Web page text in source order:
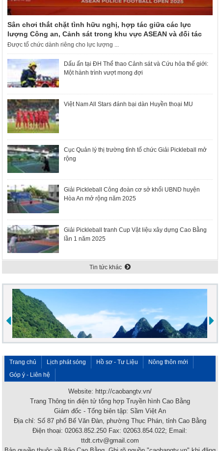
Sân chơi thắt chặt tình hữu nghị, hợp tác giữa các lực
lượng Công an, Cảnh sát trong khu vực ASEAN và đối tác
Được tổ chức dành riêng cho lực lượng ...
Dấu ấn tại ĐH Thể thao Cảnh sát và Cứu hỏa thế giới:
Một hành trình vượt mong đợi
Việt Nam All Stars đánh bại dàn Huyền thoại MU
Cục Quản lý thị trường tỉnh tổ chức Giải Pickleball mở
rộng
Giải Pickleball Công đoàn cơ sở khối UBND huyện
Hòa An mở rộng năm 2025
Giải Pickleball tranh Cup Vật liệu xây dựng Cao Bằng
lần 1 năm 2025
Tin tức khác
Trang chủ Lịch phát sóng Hồ sơ - Tư Liệu
Nông thôn mới
Góp ý - Liên hệ
Website: http://caobangtv.vn/
Trang Thông tin điện tử tổng hợp Truyền hình Cao Bằng
Giám đốc - Tổng biên tập: Sầm Việt An
Địa chỉ: Số 87 phố Bế Văn Đàn, phường Thục Phán, tỉnh Cao Bằng
Điện thoại: 02063.852.250 Fax: 02063.854.022; Email:
ttdt.crtv@gmail.com